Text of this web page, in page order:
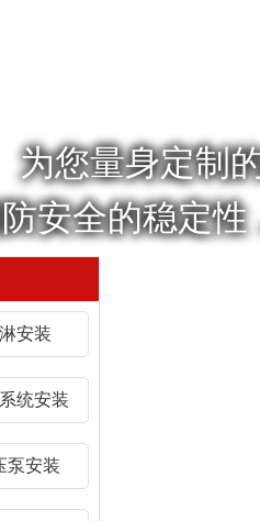
为您量身定制
安全的稳定
安装
统安装
泵安装